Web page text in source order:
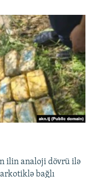
ilin analoji dövrü ilə
bağlı